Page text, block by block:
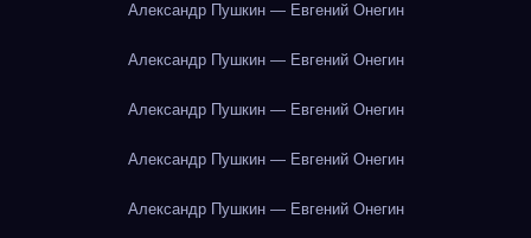
Александр Пушкин — Евгений Онегин
Александр Пушкин — Евгений Онегин
Александр Пушкин — Евгений Онегин
Александр Пушкин — Евгений Онегин
Александр Пушкин — Евгений Онегин